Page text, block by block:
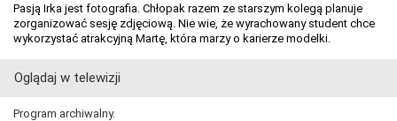
Pasją Irka jest fotografia. Chłopak razem ze starszym kolegą planuje
zorganizować sesję zdjęciową. Nie wie, że wyrachowany student chce
wykorzystać atrakcyjną Martę, która marzy o karierze modelki.
Oglądaj w telewizji
Program archiwalny.